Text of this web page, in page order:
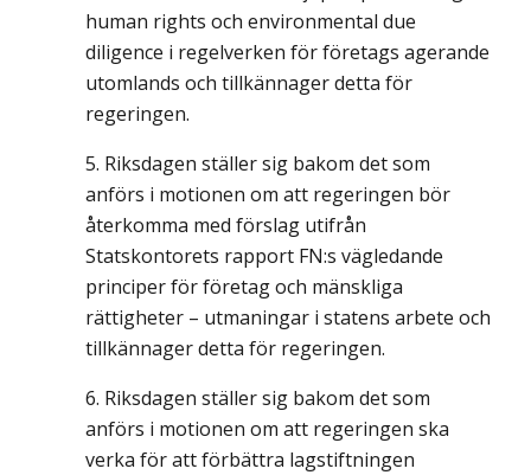
human rights och environmental due
diligence i regelverken för företags agerande
utomlands och tillkännager detta för
regeringen.
Riksdagen ställer sig bakom det som
anförs i motionen om att regeringen bör
återkomma med förslag utifrån
Statskontorets rapport FN:s vägledande
principer för företag och mänskliga
rättigheter – utmaningar i statens arbete och
tillkännager detta för regeringen.
Riksdagen ställer sig bakom det som
anförs i motionen om att regeringen ska
verka för att förbättra lagstiftningen